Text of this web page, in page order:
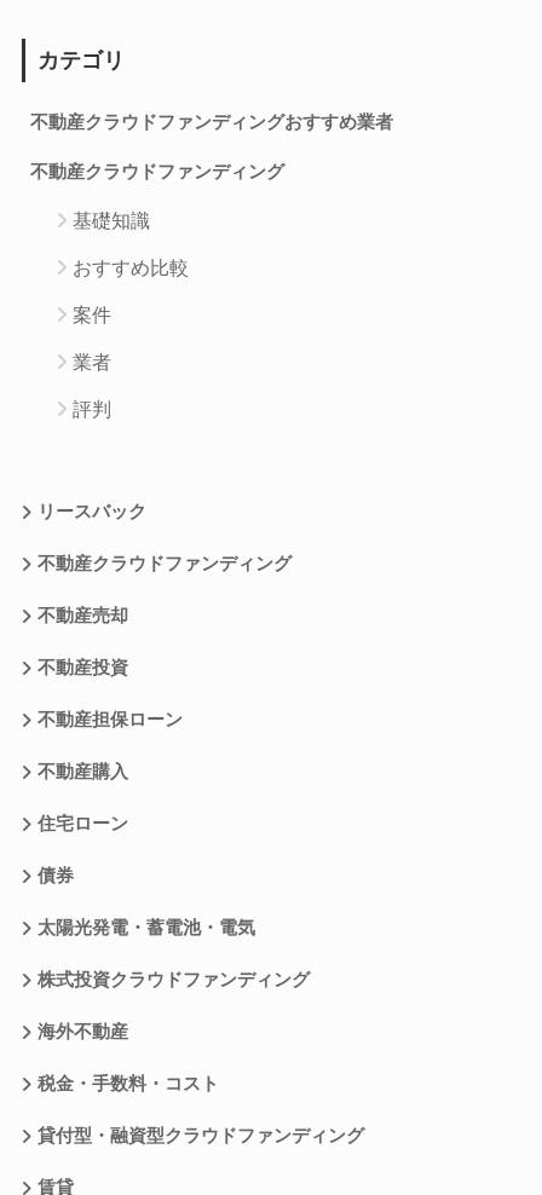
カテゴリ
不動産クラウドファンディングおすすめ業者
不動産クラウドファンディング
基礎知識
おすすめ比較
案件
業者
評判
リースバック
不動産クラウドファンディング
不動産売却
不動産投資
不動産担保ローン
不動産購入
住宅ローン
債券
太陽光発電・蓄電池・電気
株式投資クラウドファンディング
海外不動産
税金・手数料・コスト
貸付型・融資型クラウドファンディング
賃貸